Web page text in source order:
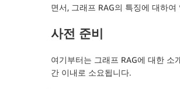
면서, 그래프 RAG의 특징에 대하여
사전 준비
여기부터는 그래프 RAG에 대한
간 이내로 소요됩니다.